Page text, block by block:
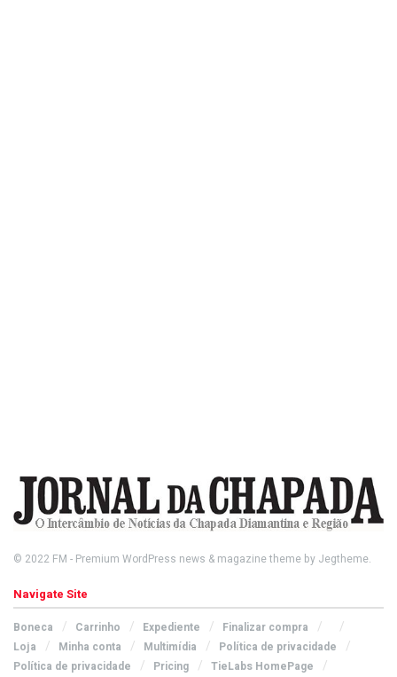
© 2022 FM - Premium WordPress news & magazine theme by Jegtheme.
Navigate Site
Boneca Carrinho Expediente
Finalizar compra
Loja
Minha conta Multimídia
Política de privacidade
Política de privacidade
Pricing TieLabs HomePage